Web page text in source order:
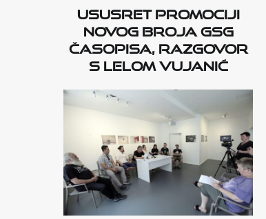
Ususret promociji
novog broja GSG
časopisa, razgovor
s Lelom Vujanić